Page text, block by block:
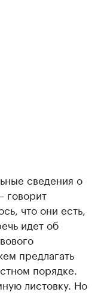
сведения о
говорит
что они есть,
идет об
предлагать
порядке.
листовку. Но